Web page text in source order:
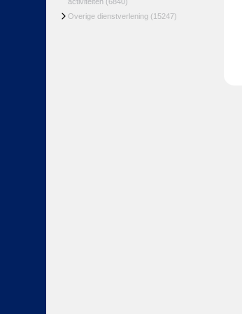
Overige dienstverlening (15247)